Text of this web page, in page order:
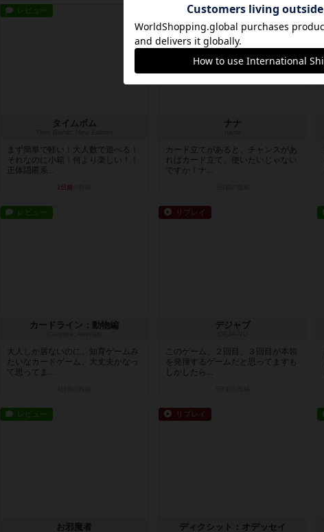
レビュー
タイムボム
まず簡単で軽い！大人数で遊べる！
それなのに小箱！何より楽しい！！
正体隠匿系...
2日前
リプレイ
ナナ
カード立てがあると、チャンスがあ
ればカード立て、使いたいじゃない
ですか！ナ...
レビュー
カードライン：動物編
大人しか居ないのに、知育ゲームみ
たいなカードゲーム、大丈夫かなっ
て思ってま...
リプレイ
デジャブ
このゲーム、２回目、３回目が本領
を発揮するゲームだと思ってますも
しかしたら...
レビュー
お邪魔者
リプレイ
ディクシット：オデッセイ